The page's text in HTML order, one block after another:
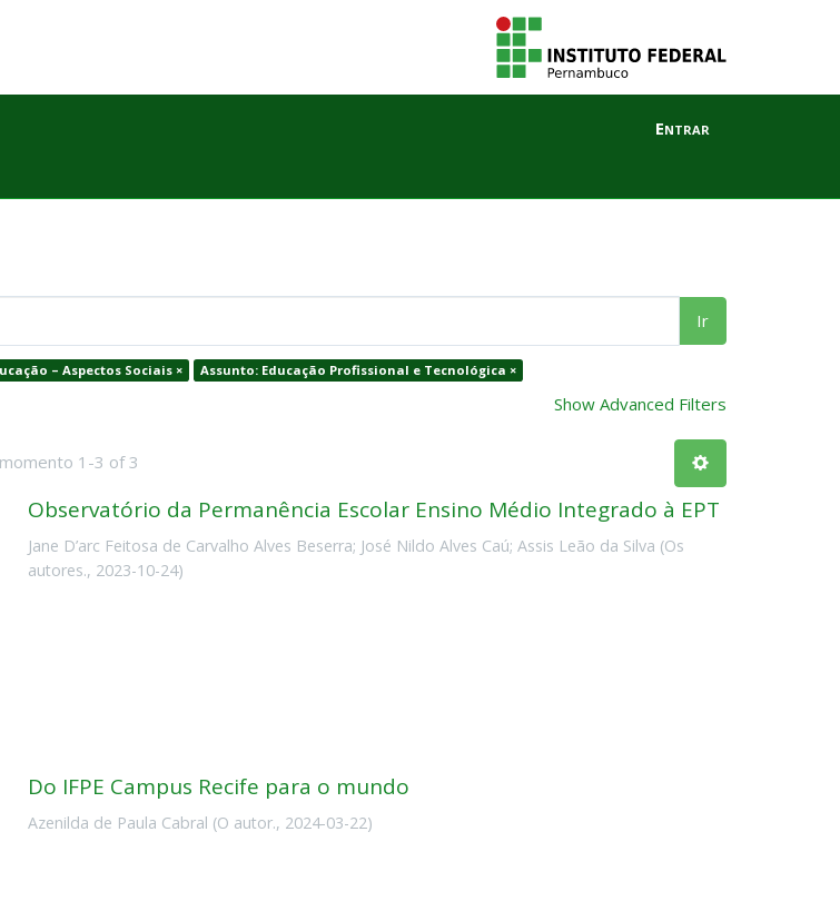
Entrar
Ir
– Aspectos Sociais × Assunto: Educação Profissional e Tecnológica ×
Show Advanced Filters
1-3 of 3
Observatório da Permanência Escolar Ensino Médio Integrado à EPT
Jane D’arc Feitosa de Carvalho Alves Beserra; José Nildo Alves Caú; Assis Leão da Silva (Os
autores., 2023-10-24)
Do IFPE Campus Recife para o mundo
Azenilda de Paula Cabral (O autor., 2024-03-22)